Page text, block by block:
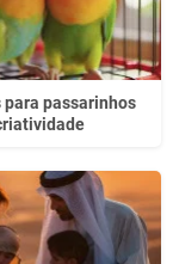
para passarinhos